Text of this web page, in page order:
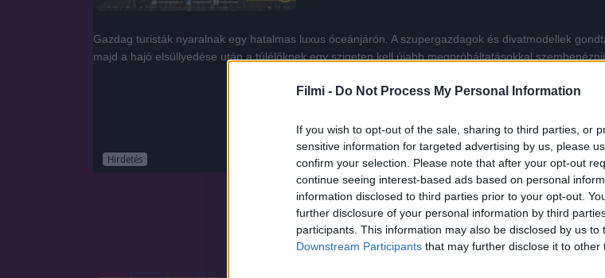
Filmi - Do Not Process My Personal Information
If you wish to opt-out of the sale, sharing to third parties, or
sensitive information for targeted advertising by us, please
confirm your selection. Please note that after your opt-out
continue seeing interest-based ads based on personal
information disclosed to third parties prior to your opt-out.
further disclosure of your personal information by third
participants. This information may also be disclosed by us to
Downstream Participants that may further disclose it to other
Hirdetés
Gazdag turisták nyaralnak egy hatalmas luxus óceánjárón. A szupergazdagok és divatmodellek
majd a hajó elsüllyedése után a túlélőknek egy szigeten kell újabb megpróbáltatásokkal
Hasonló teljes filmek